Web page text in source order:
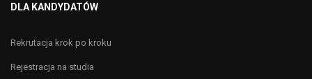
DLA KANDYDATÓW
Rekrutacja krok po kroku
Rejestracja na studia